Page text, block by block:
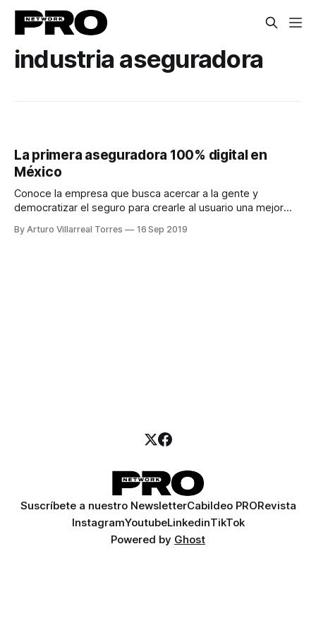
industria aseguradora
La primera aseguradora 100% digital en
México
Conoce la empresa que busca acercar a la gente y
democratizar el seguro para crearle al usuario una mejor
By Arturo Villarreal Torres 16 Sep 2019
Suscríbete a nuestro NewsletterCabildeo PRORevista
InstagramYoutubeLinkedinTikTok
Powered by Ghost